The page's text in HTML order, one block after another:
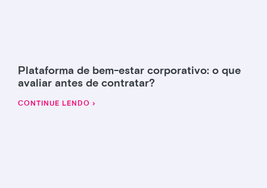
Plataforma de bem-estar corporativo: o que
avaliar antes de contratar?
CONTINUE LENDO ›